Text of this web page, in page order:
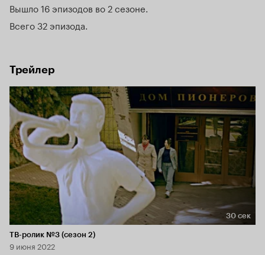
который ещё подростком знал, что ему предстоит
работать в службе безопасности, а не в какой-то
Вышло 16 эпизодов во 2 сезоне
Всего 32 эпизода
Трейлер
Длительность 30 сек
30 сек
ТВ-ролик №3 (сезон 2)
9 июня 2022